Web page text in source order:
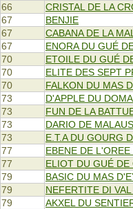
66
CRISTAL DE LA
67
BENJIE
67
CABANA DE LA
67
ENORA DU GUÉ
70
ETOILE DU GUÉ
70
ELITE DES SEPT
70
FALKON DU MAS
73
D'APPLE DU
73
FUN DE LA
73
DARIO DE
73
E.T.A DU GOURG
77
EBENE DE
77
ELIOT DU GUÉ DE
79
BASIC DU MAS
79
NEFERTITE DI
79
AKXEL DU